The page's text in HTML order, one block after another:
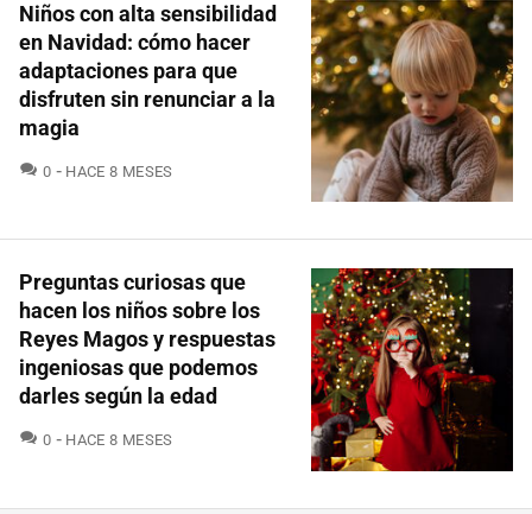
Niños con alta sensibilidad
en Navidad: cómo hacer
adaptaciones para que
disfruten sin renunciar a la
magia
0 COMENTARIOS
HACE 8 MESES
Preguntas curiosas que
hacen los niños sobre los
Reyes Magos y respuestas
ingeniosas que podemos
darles según la edad
0 COMENTARIOS
HACE 8 MESES